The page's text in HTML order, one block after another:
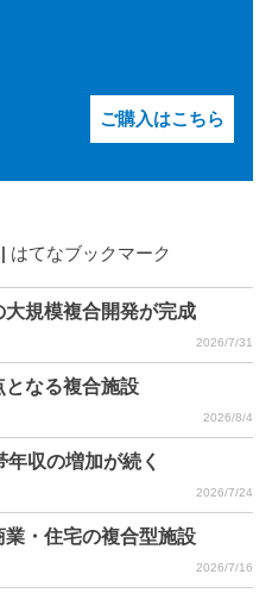
ご購入はこちら
はてなブックマーク
規模複合開発が完成
2026/7/31
なる複合施設
2026/8/4
収の増加が続く
2026/7/24
・住宅の複合型施設
2026/7/16